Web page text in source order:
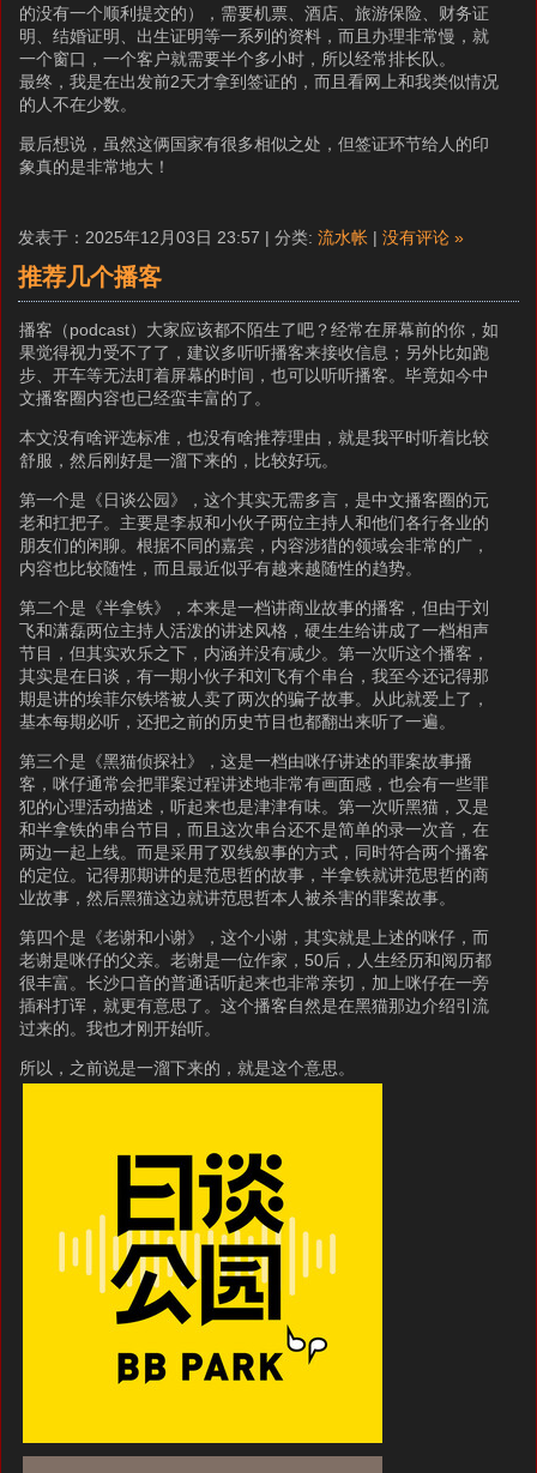
的没有一个顺利提交的），需要机票、酒店、旅游保险、财务证
明、结婚证明、出生证明等一系列的资料，而且办理非常慢，就
一个窗口，一个客户就需要半个多小时，所以经常排长队。
最终，我是在出发前2天才拿到签证的，而且看网上和我类似情况
的人不在少数。
最后想说，虽然这俩国家有很多相似之处，但签证环节给人的印
象真的是非常地大！
发表于：2025年12月03日 23:57 | 分类: 流水帐 | 没有评论 »
推荐几个播客
播客（podcast）大家应该都不陌生了吧？经常在屏幕前的你，如
果觉得视力受不了了，建议多听听播客来接收信息；另外比如跑
步、开车等无法盯着屏幕的时间，也可以听听播客。毕竟如今中
文播客圈内容也已经蛮丰富的了。
本文没有啥评选标准，也没有啥推荐理由，就是我平时听着比较
舒服，然后刚好是一溜下来的，比较好玩。
第一个是《日谈公园》，这个其实无需多言，是中文播客圈的元
老和扛把子。主要是李叔和小伙子两位主持人和他们各行各业的
朋友们的闲聊。根据不同的嘉宾，内容涉猎的领域会非常的广，
内容也比较随性，而且最近似乎有越来越随性的趋势。
第二个是《半拿铁》，本来是一档讲商业故事的播客，但由于刘
飞和潇磊两位主持人活泼的讲述风格，硬生生给讲成了一档相声
节目，但其实欢乐之下，内涵并没有减少。第一次听这个播客，
其实是在日谈，有一期小伙子和刘飞有个串台，我至今还记得那
期是讲的埃菲尔铁塔被人卖了两次的骗子故事。从此就爱上了，
基本每期必听，还把之前的历史节目也都翻出来听了一遍。
第三个是《黑猫侦探社》，这是一档由咪仔讲述的罪案故事播
客，咪仔通常会把罪案过程讲述地非常有画面感，也会有一些罪
犯的心理活动描述，听起来也是津津有味。第一次听黑猫，又是
和半拿铁的串台节目，而且这次串台还不是简单的录一次音，在
两边一起上线。而是采用了双线叙事的方式，同时符合两个播客
的定位。记得那期讲的是范思哲的故事，半拿铁就讲范思哲的商
业故事，然后黑猫这边就讲范思哲本人被杀害的罪案故事。
第四个是《老谢和小谢》，这个小谢，其实就是上述的咪仔，而
老谢是咪仔的父亲。老谢是一位作家，50后，人生经历和阅历都
很丰富。长沙口音的普通话听起来也非常亲切，加上咪仔在一旁
插科打诨，就更有意思了。这个播客自然是在黑猫那边介绍引流
过来的。我也才刚开始听。
所以，之前说是一溜下来的，就是这个意思。